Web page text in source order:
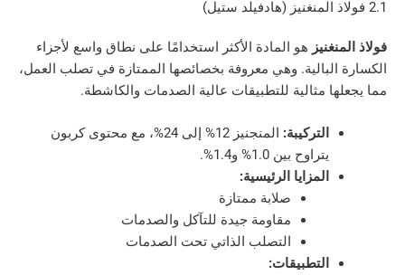
هو المادة الأكثر استخدامًا على نطاق واسع لأجزاء
وهي معروفة بخصائصها الممتازة في تصلب العمل،
مثالية للتطبيقات عالية الصدمات والكاشطة.
المنجنيز 12% إلى 24%، مع محتوى كربون
المزايا الرئيسية:
صلابة ممتازة
مقاومة جيدة للتآكل والصدمات
التصلب الذاتي تحت الصدمات
التطبيقات: